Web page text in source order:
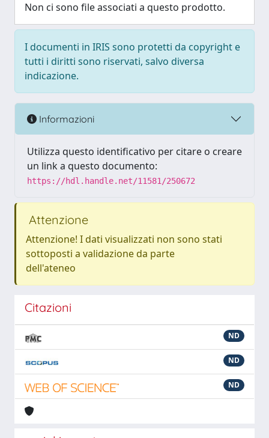
Non ci sono file associati a questo prodotto.
I documenti in IRIS sono protetti da copyright e
tutti i diritti sono riservati, salvo diversa
indicazione.
Informazioni
Utilizza questo identificativo per citare o creare
un link a questo documento:
https://hdl.handle.net/11581/250672
Attenzione
Attenzione! I dati visualizzati non sono stati
sottoposti a validazione da parte
dell'ateneo
Citazioni
ND
ND
ND